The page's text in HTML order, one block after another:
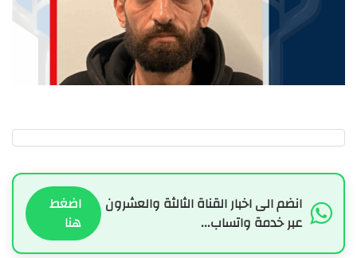
انضم الى اخبار القناة الثالثة والعشرون
عبر خدمة واتساب...
اضغط
هنا